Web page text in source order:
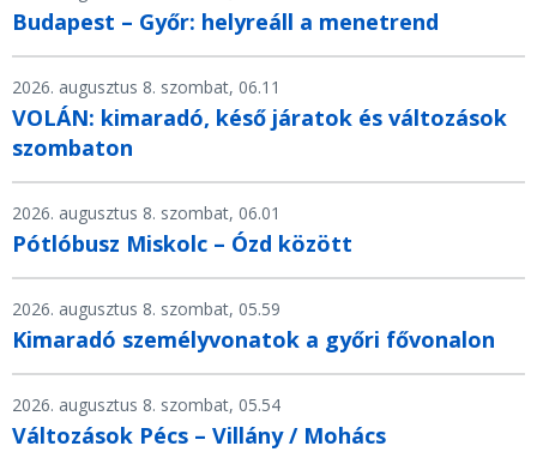
Budapest – Győr: helyreáll a menetrend
2026. augusztus 8. szombat, 06.11
VOLÁN: kimaradó, késő járatok és változások
szombaton
2026. augusztus 8. szombat, 06.01
Pótlóbusz Miskolc – Ózd között
2026. augusztus 8. szombat, 05.59
Kimaradó személyvonatok a győri fővonalon
2026. augusztus 8. szombat, 05.54
Változások Pécs – Villány / Mohács